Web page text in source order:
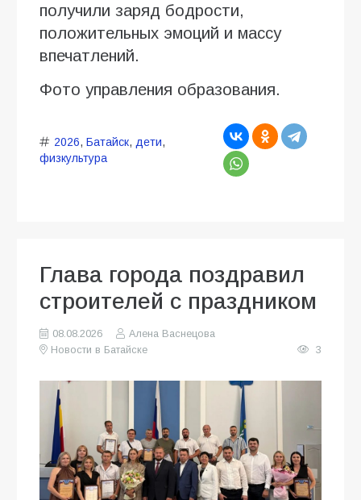
получили заряд бодрости,
положительных эмоций и массу
впечатлений.
Фото управления образования.
2026, Батайск, дети,
физкультура
Глава города поздравил
строителей с праздником
08.08.2026
Алена Васнецова
Новости в Батайске
3